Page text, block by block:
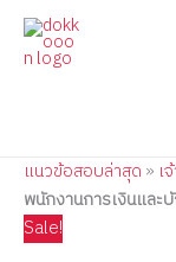
Skip
content
แนวข้อสอบล่าสุด » เ
พนักงานการเงินแล
Sale!
ข้อสอบ
เจ้า
บัญชี
ปฏิบัติ
งาน
กรม